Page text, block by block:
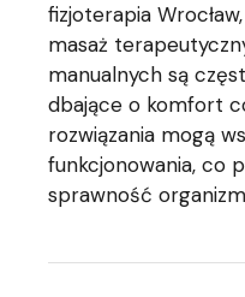
fizjoterapia
masaż
manualnych są
dbające o komfort
rozwiązania mogą
funkcjonowania, co
sprawność